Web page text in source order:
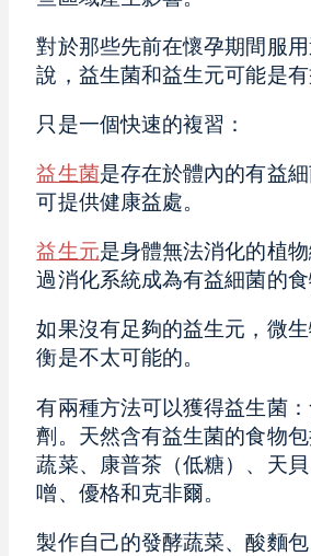
對於那些先前在懷孕期間服
說，益生菌和益生元可能是有
只是一個快速的複習：
益生菌是存在於體內的有益
可提供健康益處。
益生元是身體無法消化的植
過消化系統成為有益細菌的食
如果沒有足夠的益生元，微
衡是不太可能的。
有兩種方法可以獲得益生菌
劑。天然含有益生菌的食物
蔬菜、康普茶（低糖）、天
噌、優格和克非爾。
製作自己的發酵蔬菜、酸麵